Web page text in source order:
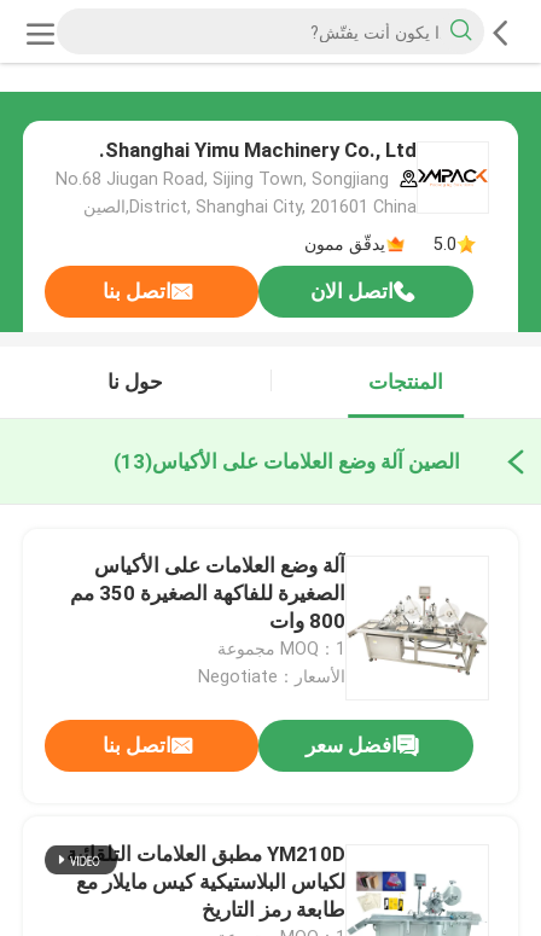
Shanghai Yimu Machinery Co., Ltd.
No.68 Jiugan Road, Sijing Town, Songjiang
District, Shanghai City, 201601 China,الصين
5.0
يدقّق ممون
اتصل الان اتصل بنا
المنتجات حول نا
الصين آلة وضع العلامات على الأكياس(13)
آلة وضع العلامات على الأكياس
الصغيرة للفاكهة الصغيرة 350 مم
800 وات
MOQ：1 مجموعة
الأسعار：Negotiate
افضل سعر اتصل بنا
YM210D مطبق العلامات التلقائية
لكياس البلاستيكية كيس مايلار مع
طابعة رمز التاريخ